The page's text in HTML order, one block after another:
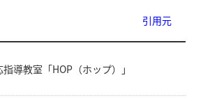
引用元
導教室「HOP（ホップ）」